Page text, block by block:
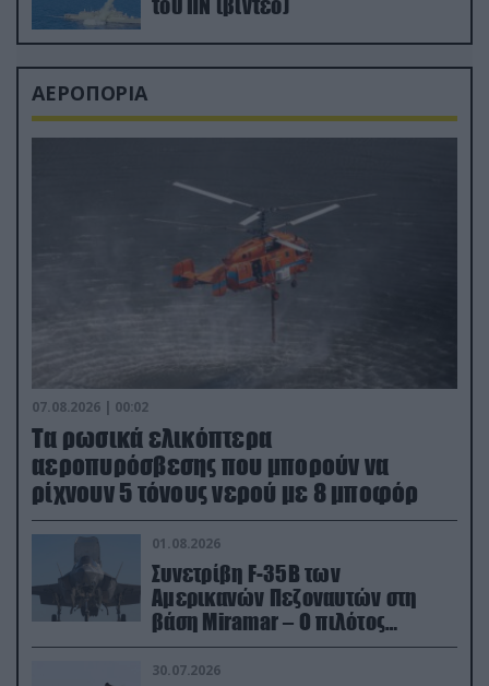
του ΠΝ (βίντεο)
ΑΕΡΟΠΟΡΙΑ
07.08.2026 | 00:02
Τα ρωσικά ελικόπτερα
αεροπυρόσβεσης που μπορούν να
ρίχνουν 5 τόνους νερού με 8 μποφόρ
01.08.2026
Συνετρίβη F-35B των
Αμερικανών Πεζοναυτών στη
βάση Miramar – Ο πιλότος
εκτινάχθηκε εγκαίρως
30.07.2026